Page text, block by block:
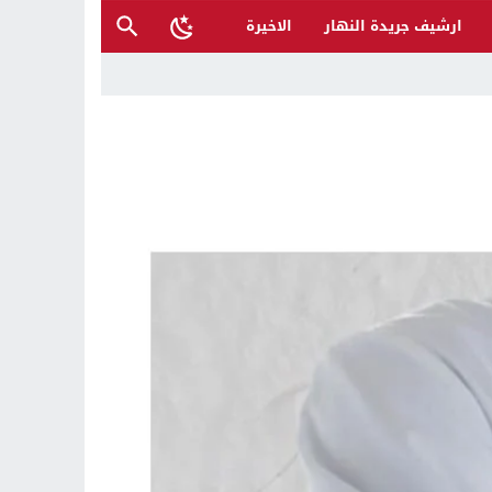
ارشيف جريدة النهار
الاخيرة
أخطاء الإدارة والفساد
وتدعو إلى تحري الدقة